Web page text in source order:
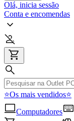
Olá, inicia sessão
Conta e encomendas
⭐Os mais vendidos⭐
Computadores